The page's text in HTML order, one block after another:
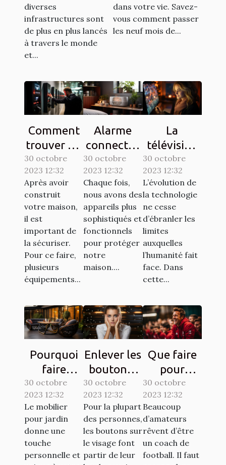
diverses
infrastructures sont
de plus en plus lancés
à travers le monde
et...
dans votre vie. Savez-
vous comment passer
les neuf mois de...
Comment
trouver un
interphone
d’une
bonne
qualité ?
30 octobre
2023 12:32
Après avoir
construit
votre maison,
il est
important de
la sécuriser.
Pour ce faire,
plusieurs
équipements...
Alarme
connectée
: comment
ça
marche ?
30 octobre
2023 12:32
Chaque fois,
nous avons des
appareils plus
sophistiqués et
fonctionnels
pour protéger
notre
maison....
La
télévision
sur une
tablette,
est-elle
possible ?
30 octobre
2023 12:32
L’évolution de
la technologie
ne cesse
d’ébranler les
limites
auxquelles
l’humanité fait
face. Dans
cette...
Pourquoi
faire
confiance
à la société
ATECH
pour son
mobilier de
jardin ?
30 octobre
2023 12:32
Le mobilier
pour jardin
donne une
touche
personnelle et
Enlever les
boutons :
comment
s’y
prendre ?
30 octobre
2023 12:32
Pour la plupart
des personnes,
les boutons sur
le visage font
partir de leur
Que faire
pour
devenir un
bon coach
de
football ?
30 octobre
2023 12:32
Beaucoup
d’amateurs
rêvent d’être
un coach de
football. Il faut